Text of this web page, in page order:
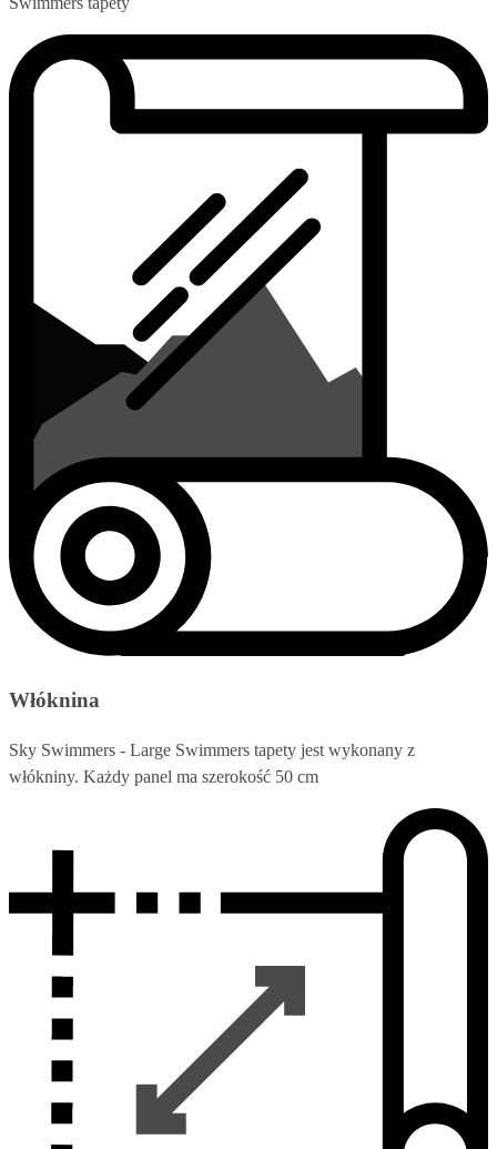
Włóknina
Sky Swimmers - Large Swimmers tapety jest wykonany z
włókniny. Każdy panel ma szerokość 50 cm